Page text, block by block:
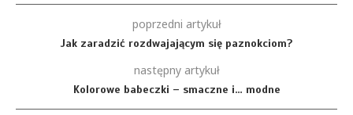
poprzedni artykuł
Jak zaradzić rozdwajającym się paznokciom?
następny artykuł
Kolorowe babeczki – smaczne i… modne